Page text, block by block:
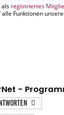
registriertes
-